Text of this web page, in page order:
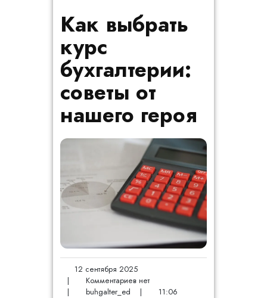
Как выбрать
курс
бухгалтерии:
советы от
нашего героя
12 сентября 2025
|
Комментариев нет
|
buhgalter_ed | 11:06